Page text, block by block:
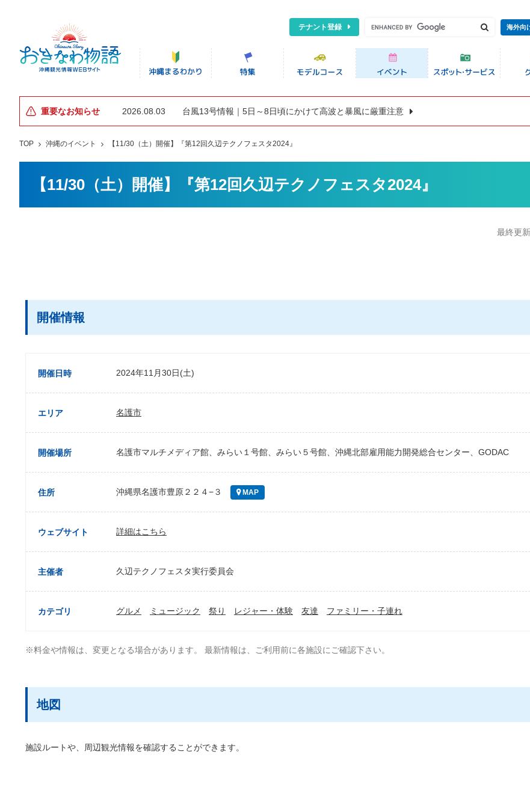
テナント登録 海外向
重要なお知らせ 2026.08.03 台風13号情報｜5日～8日頃にかけて高波と暴風に厳重注意
TOP 沖縄のイベント 【11/30（土）開催】『第12回久辺テクノフェスタ2024』
【11/30（土）開催】『第12回久辺テクノフェスタ2024』
最終更
開催情報
開催日時 2024年11月30日(土)
エリア 名護市
開催場所 名護市マルチメディア館、みらい１号館、みらい５号館、沖縄北部雇用能力開発総合センター、GODAC
住所 沖縄県名護市豊原２２４−３ MAP
ウェブサイト 詳細はこちら
主催者 久辺テクノフェスタ実行委員会
カテゴリ グルメ ミュージック 祭り レジャー・体験 友達 ファミリー・子連れ
※料金や情報は、変更となる場合があります。 最新情報は、ご利用前に各施設にご確認下さい。
地図
施設ルートや、周辺観光情報を確認することができます。